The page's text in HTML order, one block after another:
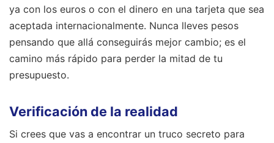
ya con los euros o con el dinero en una tarjeta que sea
aceptada internacionalmente. Nunca lleves pesos
pensando que allá conseguirás mejor cambio; es el
camino más rápido para perder la mitad de tu
presupuesto.
Verificación de la realidad
Si crees que vas a encontrar un truco secreto para